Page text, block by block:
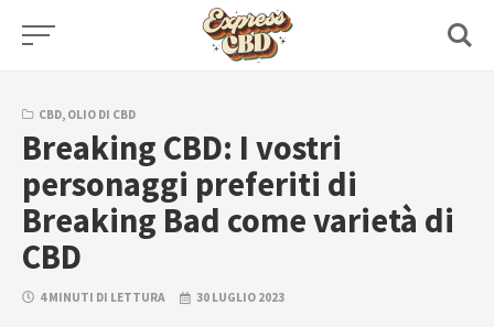
Skip
CBD, OLIO DI CBD
Breaking CBD: I vostri
personaggi preferiti di
Breaking Bad come varietà di
CBD
4 MINUTI DI LETTURA 30 LUGLIO 2023